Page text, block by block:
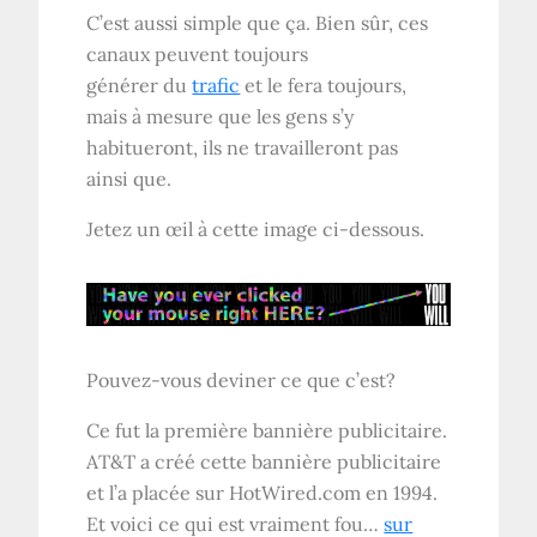
C’est aussi simple que ça. Bien sûr, ces
canaux peuvent toujours
générer dutrafic et le fera toujours,
mais à mesure que les gens s’y
habitueront, ils ne travailleront pas
ainsi que.
Jetez un œil à cette image ci-dessous.
Pouvez-vous deviner ce que c’est?
Ce fut la première bannière publicitaire.
AT&T a créé cette bannière publicitaire
et l’a placée sur HotWired.com en 1994.
Et voici ce qui est vraiment fou…sur